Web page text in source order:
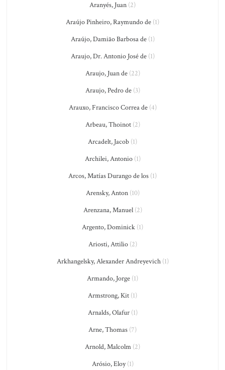
Aranyés, Juan (2)
Araújo Pinheiro, Raymundo de (1)
Araújo, Damião Barbosa de(1)
Araujo, Dr. Antonio José de(1)
Araujo, Juan de(22)
Araujo, Pedro de(3)
Arauxo, Francisco Correa de(4)
Arbeau, Thoinot(2)
Arcadelt, Jacob (1)
Archilei, Antonio(1)
Arcos, Matías Durango de los (1)
Arensky, Anton(10)
Arenzana, Manuel(2)
Argento, Dominick (1)
Ariosti, Attilio(2)
Arkhangelsky, Alexander Andreyevich(1)
Armando, Jorge (1)
Armstrong, Kit (1)
Arnalds, Olafur(1)
Arne, Thomas (7)
Arnold, Malcolm (2)
Arósio, Eloy(1)